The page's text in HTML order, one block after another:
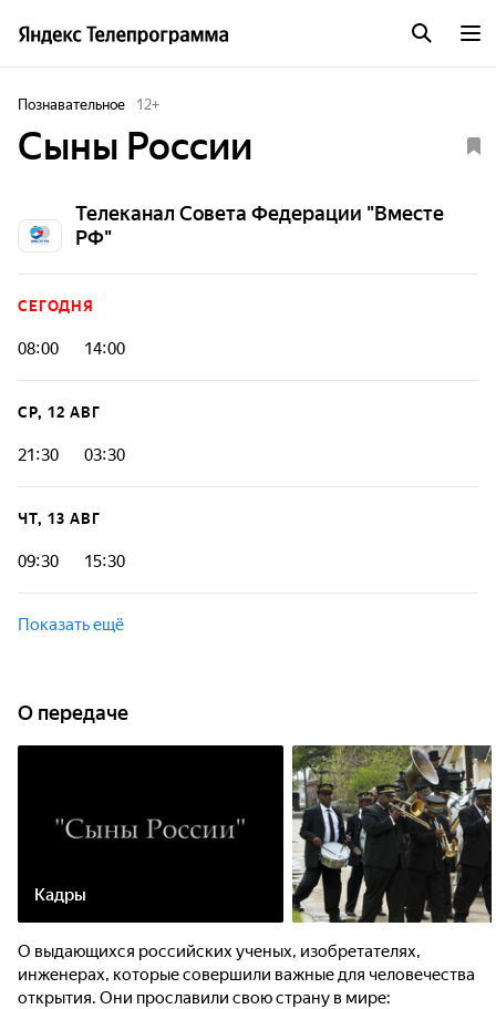
Познавательное 12+
Сыны России
Телеканал Совета Федерации "Вместе
РФ"
СЕГОДНЯ
08:00 14:00
СР, 12 АВГ
21:30 03:30
ЧТ, 13 АВГ
09:30 15:30
Показать ещё
О передаче
Кадры
О выдающихся российских ученых, изобретателях,
инженерах, которые совершили важные для человечества
открытия. Они прославили свою страну в мире: